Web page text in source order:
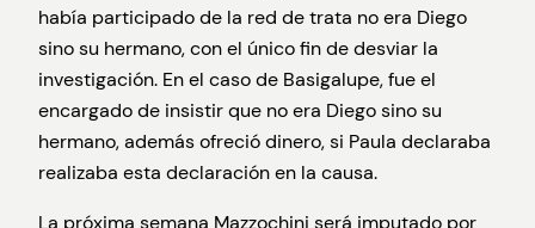
había participado de la red de trata no era Diego
sino su hermano, con el único fin de desviar la
investigación. En el caso de Basigalupe, fue el
encargado de insistir que no era Diego sino su
hermano, además ofreció dinero, si Paula declaraba
realizaba esta declaración en la causa.
La próxima semana Mazzochini será imputado por